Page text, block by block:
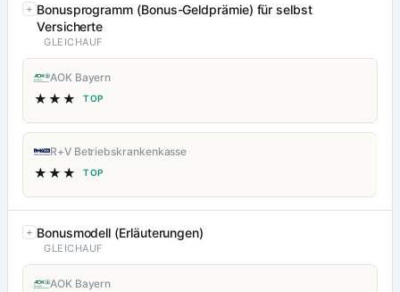
Bonusprogramm (Bonus-Geldprämie) für selbst
Versicherte
GLEICHAUF
AOK Bayern
★★★ TOP
R+V Betriebskrankenkasse
★★★ TOP
Bonusmodell (Erläuterungen)
GLEICHAUF
AOK Bayern